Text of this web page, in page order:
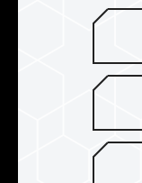
容量多
GX1 固態硬碟
120GB、
擇。連續讀寫
僅是電腦效能
CP 值最高的智